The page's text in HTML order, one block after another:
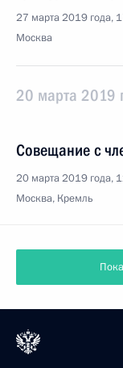
27 марта 2019 года,
Москва
20 марта 2019
Совещание с
20 марта 2019 года,
Москва, Кремль